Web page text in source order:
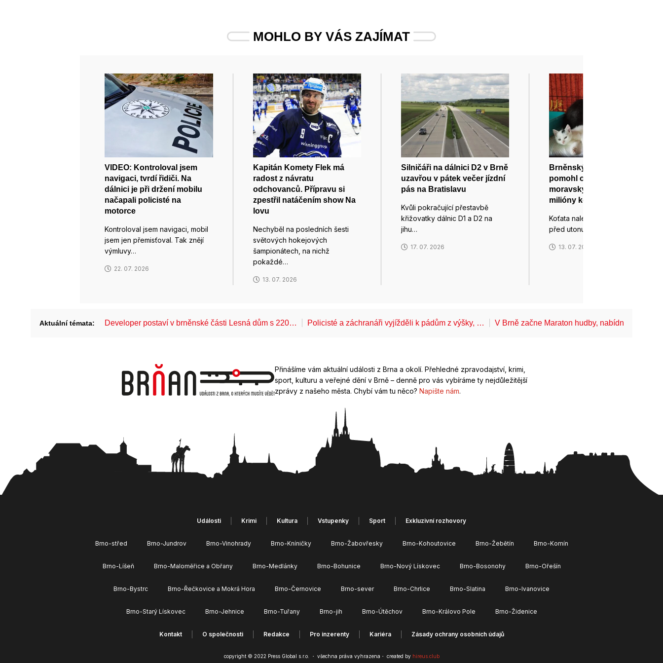
MOHLO BY VÁS ZAJÍMAT
VIDEO: Kontroloval jsem
navigaci, tvrdí řidiči. Na
dálnici je při držení mobilu
načapali policisté na
motorce
Kontroloval jsem navigaci, mobil
jsem jen přemisťoval. Tak znějí
výmluvy…
22. 07. 2026
Kapitán Komety Flek má
radost z návratu
odchovanců. Přípravu si
zpestřil natáčením show Na
lovu
Nechyběl na posledních šesti
světových hokejových
šampionátech, na nichž
pokaždé…
13. 07. 2026
Silničáři na dálnici D2 v Brně
uzavřou v pátek večer jízdní
pás na Bratislavu
Kvůli pokračující přestavbě
křižovatky dálnic D1 a D2 na
jihu…
17. 07. 2026
Brněnský spolek Kryšpín
pomohl opuštěným
moravským kočkám deseti
milióny korun
Koťata nalezená v řece těsně
před utonutím, kocour v tak…
13. 07. 2026
Aktuální témata: Developer postaví v brněnské části Lesná dům s 220… Policisté a záchranáři vyjížděli k pádům z výšky, … V Brně začne Maraton hudby, nabídne
Přinášíme vám aktuální události z Brna a okolí. Přehledné zpravodajství, krimi,
sport, kulturu a veřejné dění v Brně – denně pro vás vybíráme ty nejdůležitější
zprávy z našeho města. Chybí vám tu něco? Napište nám.
Události Krimi Kultura Vstupenky Sport Exkluzivní rozhovory
Brno-střed Brno-Jundrov Brno-Vinohrady Brno-Kníničky Brno-Žabovřesky Brno-Kohoutovice Brno-Žebětín Brno-Komín
Brno-Líšeň Brno-Maloměřice a Obřany Brno-Medlánky Brno-Bohunice Brno-Nový Lískovec Brno-Bosonohy Brno-Ořešín
Brno-Bystrc Brno-Řečkovice a Mokrá Hora Brno-Černovice Brno-sever Brno-Chrlice Brno-Slatina Brno-Ivanovice
Brno-Starý Lískovec Brno-Jehnice Brno-Tuřany Brno-jih Brno-Útěchov Brno-Královo Pole Brno-Židenice
Kontakt O společnosti Redakce Pro inzerenty Kariéra Zásady ochrany osobních údajů
copyright © 2022 Press Global s.r.o. ・ všechna práva vyhrazena・ created by hireus.club